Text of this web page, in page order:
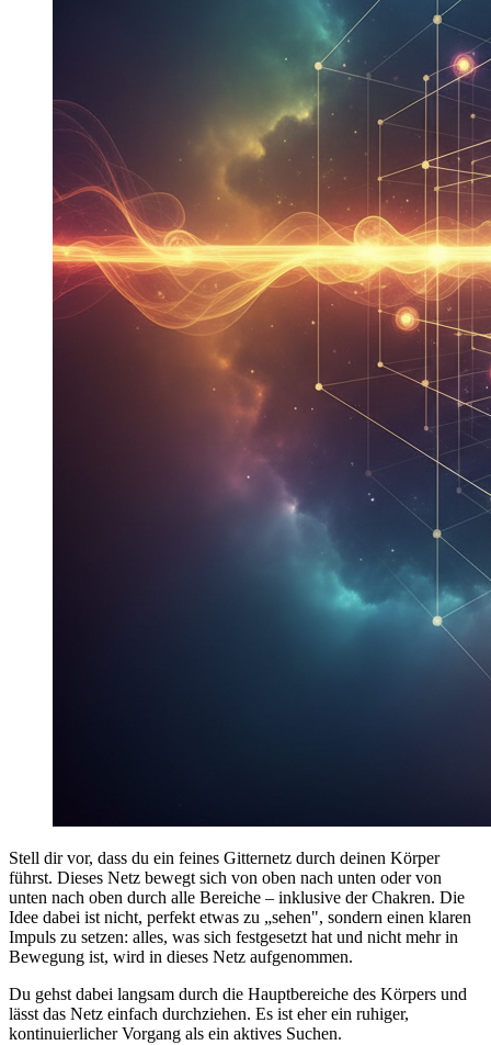
Stell dir vor, dass du ein feines Gitternetz durch deinen Körper
führst. Dieses Netz bewegt sich von oben nach unten oder von
unten nach oben durch alle Bereiche – inklusive der Chakren. Die
Idee dabei ist nicht, perfekt etwas zu „sehen", sondern einen klaren
Impuls zu setzen: alles, was sich festgesetzt hat und nicht mehr in
Bewegung ist, wird in dieses Netz aufgenommen.
Du gehst dabei langsam durch die Hauptbereiche des Körpers und
lässt das Netz einfach durchziehen. Es ist eher ein ruhiger,
kontinuierlicher Vorgang als ein aktives Suchen.